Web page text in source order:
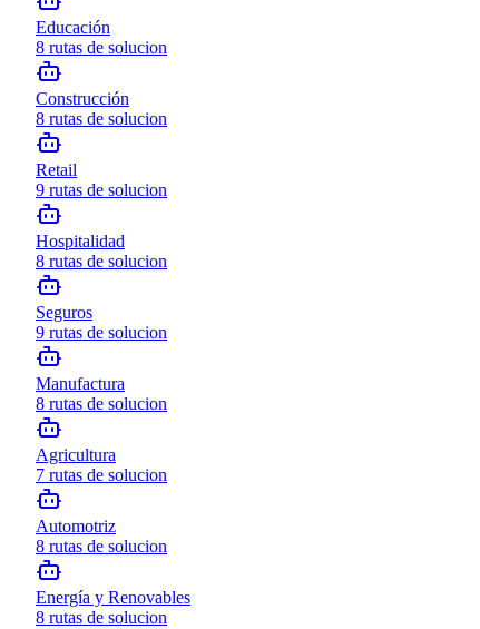
Educación
8 rutas de solucion
Construcción
8 rutas de solucion
Retail
9 rutas de solucion
Hospitalidad
8 rutas de solucion
Seguros
9 rutas de solucion
Manufactura
8 rutas de solucion
Agricultura
7 rutas de solucion
Automotriz
8 rutas de solucion
Energía y Renovables
8 rutas de solucion